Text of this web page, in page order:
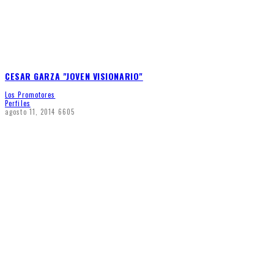
CESAR GARZA "JOVEN VISIONARIO"
Los Promotores
Perfiles
agosto 11, 2014 6605